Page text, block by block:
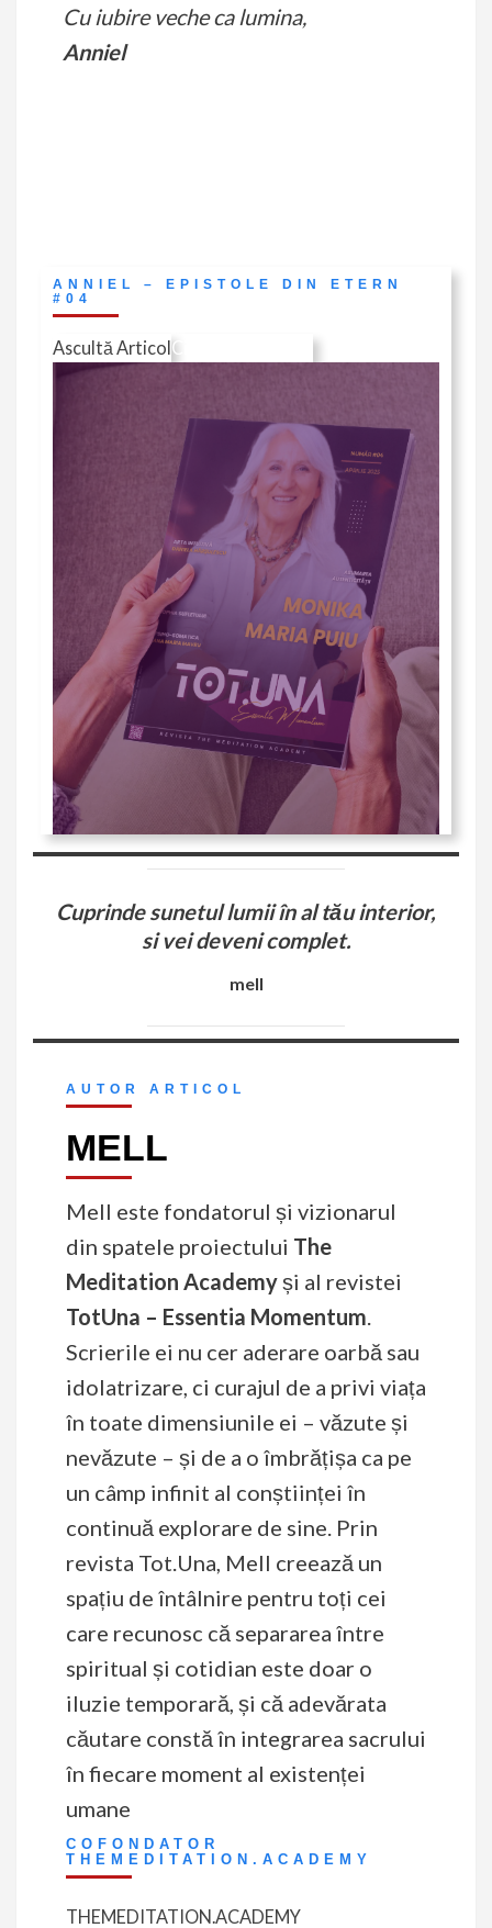
Cu iubire veche ca lumina,
Anniel
ANNIEL – EPISTOLE DIN ETERN
#04
Ascultă ArticolCitește în Revistă
Cuprinde sunetul lumii în al tău interior,
si vei deveni complet.
mell
AUTOR ARTICOL
MELL
Mell este fondatorul și vizionarul
din spatele proiectului The
Meditation Academyși al revistei
TotUna – Essentia Momentum
Scrierile ei nu cer aderare oarbă sau
idolatrizare, ci curajul de a privi viața
în toate dimensiunile ei – văzute și
nevăzute – și de a o îmbrățișa ca pe
un câmp infinit al conștiinței în
continuă explorare de sine. Prin
revista Tot.Una, Mell creează un
spațiu de întâlnire pentru toți cei
care recunosc că separarea între
spiritual și cotidian este doar o
iluzie temporară, și că adevărata
căutare constă în integrarea sacrului
în fiecare moment al existenței
umane
COFONDATOR
THEMEDITATION.ACADEMY
THEMEDITATION.ACADEMY